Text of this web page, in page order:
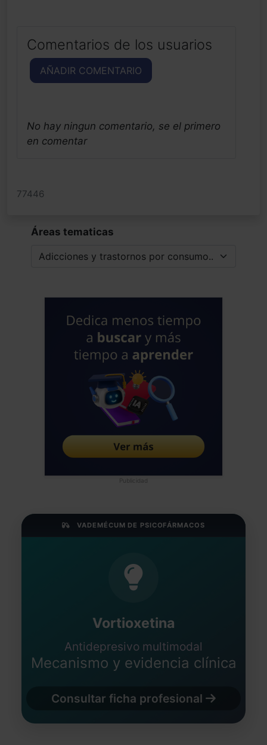
Comentarios de los usuarios
AÑADIR COMENTARIO
No hay ningun comentario, se el primero
en comentar
77446
Áreas tematicas
Publicidad
VADEMÉCUM DE PSICOFÁRMACOS
Vortioxetina
Antidepresivo multimodal
Mecanismo y evidencia clínica
Consultar ficha profesional